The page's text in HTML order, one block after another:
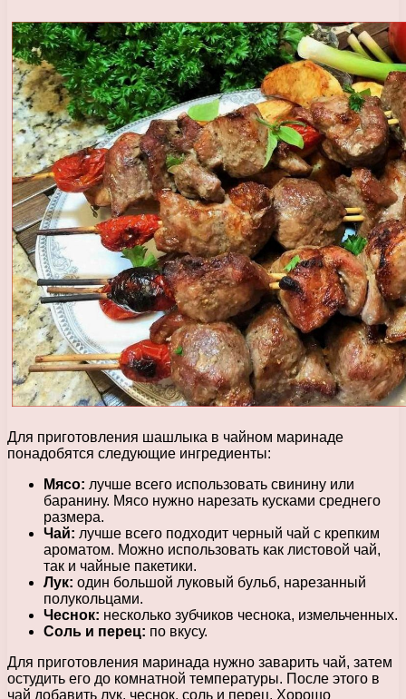
Для приготовления шашлыка в чайном маринаде
понадобятся следующие ингредиенты:
Мясо: лучше всего использовать свинину или
баранину. Мясо нужно нарезать кусками среднего
размера.
Чай: лучше всего подходит черный чай с крепким
ароматом. Можно использовать как листовой чай,
так и чайные пакетики.
Лук: один большой луковый бульб, нарезанный
полукольцами.
Чеснок: несколько зубчиков чеснока, измельченных.
Соль и перец: по вкусу.
Для приготовления маринада нужно заварить чай, затем
остудить его до комнатной температуры. После этого в
чай добавить лук, чеснок, соль и перец. Хорошо